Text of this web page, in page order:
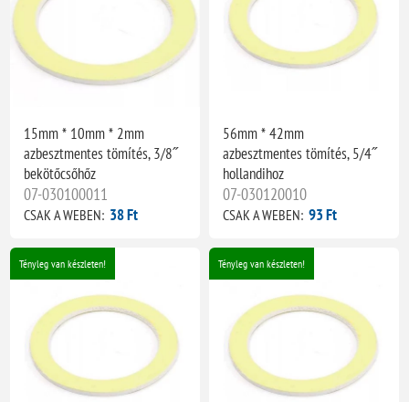
15mm * 10mm * 2mm
azbesztmentes tömítés, 3/8˝
bekötőcsőhőz
07-030100011
CSAK A WEBEN: 38 Ft
56mm * 42mm
azbesztmentes tömítés, 5/4˝
hollandihoz
07-030120010
CSAK A WEBEN: 93 Ft
Tényleg van készleten! Tényleg van készleten!